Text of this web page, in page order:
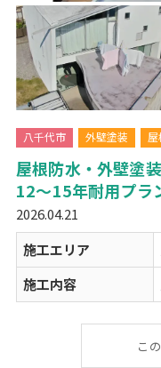
八千代市 外壁塗装
屋根防水・外壁塗装
12～15年耐用プラ
2026.04.21
施工エリア
施工内容
こ